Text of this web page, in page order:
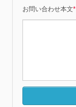
お問い合わせ本文*